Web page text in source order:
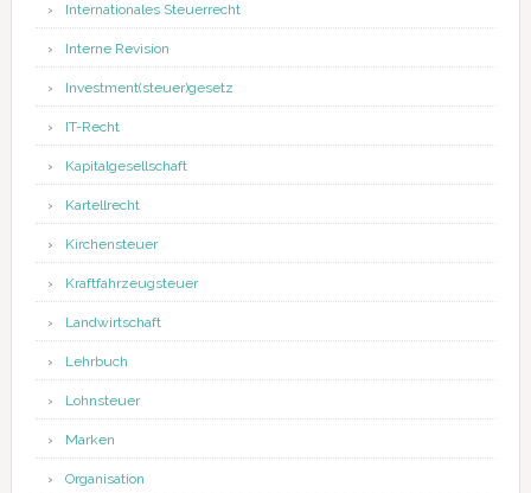
Internationales Steuerrecht
Interne Revision
Investment(steuer)gesetz
IT-Recht
Kapitalgesellschaft
Kartellrecht
Kirchensteuer
Kraftfahrzeugsteuer
Landwirtschaft
Lehrbuch
Lohnsteuer
Marken
Organisation